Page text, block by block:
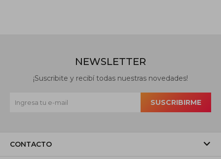
CONTACTO
NEWSLETTER
¡Suscribite y recibí todas nuestras novedades!
SUSCRIBIRME